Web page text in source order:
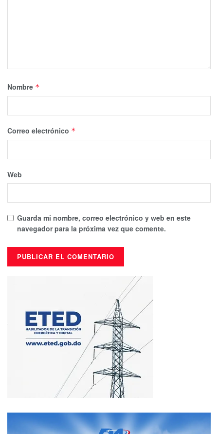
Nombre *
Correo electrónico *
Web
Guarda mi nombre, correo electrónico y web en este
navegador para la próxima vez que comente.